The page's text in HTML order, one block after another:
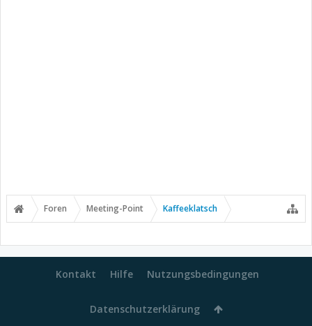
Foren Meeting-Point Kaffeeklatsch
Kontakt Hilfe Nutzungsbedingungen
Datenschutzerklärung